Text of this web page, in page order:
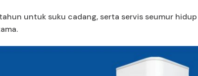
untuk suku cadang, serta servis seumur